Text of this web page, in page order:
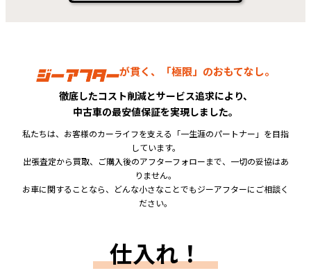
が貫く、「極限」のおもてなし。
徹底したコスト削減とサービス追求により、
中古車の最安値保証を実現しました。
私たちは、お客様のカーライフを支える「一生涯のパートナー」を目指
しています。
出張査定から買取、ご購入後のアフターフォローまで、一切の妥協はあ
りません。
お車に関することなら、どんな小さなことでもジーアフターにご相談く
ださい。
仕入れ！